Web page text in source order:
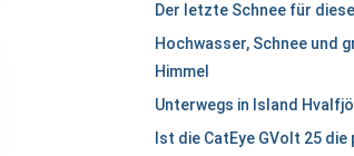
Der letzte Schnee für
Hochwasser, Schnee und
Himmel
Unterwegs in Island
Ist die CatEye GVolt 25